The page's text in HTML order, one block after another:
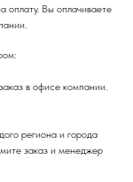
оплату. Вы оплачиваете
в офисе компании.
региона и города
заказ и менеджер